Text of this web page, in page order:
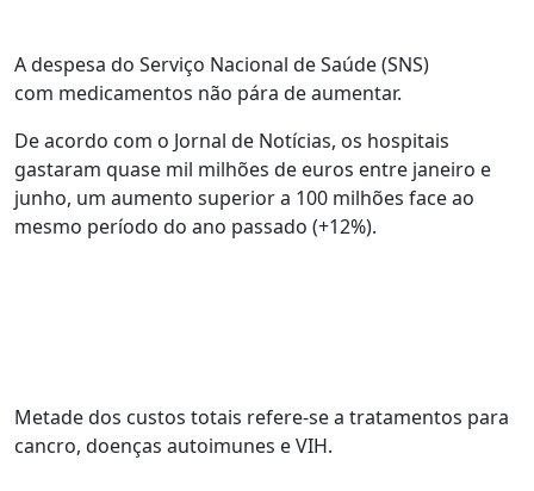
A despesa do Serviço Nacional de Saúde (SNS)
com medicamentos não pára de aumentar.
De acordo com o Jornal de Notícias, os hospitais
gastaram quase mil milhões de euros entre janeiro e
junho, um aumento superior a 100 milhões face ao
mesmo período do ano passado (+12%).
Metade dos custos totais refere-se a tratamentos para
cancro, doenças autoimunes e VIH.